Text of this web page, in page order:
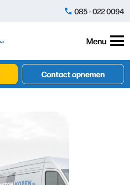
085 - 022 0094
Menu
Contact opnemen